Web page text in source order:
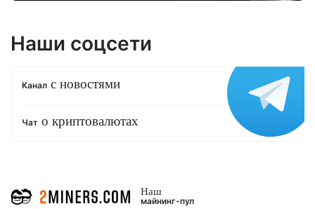
Наши соцсети
Канал с новостями
Чат о криптовалютах
Наш
майнинг-пул